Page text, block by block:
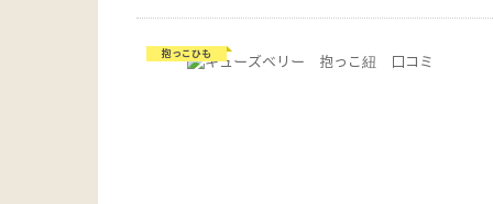
抱っこひも